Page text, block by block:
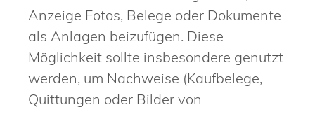
Anzeige Fotos, Belege oder Dokumente
als Anlagen beizufügen. Diese
Möglichkeit sollte insbesondere genutzt
werden, um Nachweise (Kaufbelege,
Quittungen oder Bilder von